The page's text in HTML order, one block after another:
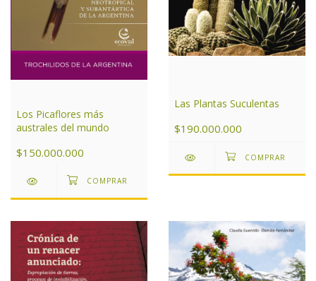
Los Picaflores más
australes del mundo
$150.000.000
Las Plantas Suculentas
$190.000.000